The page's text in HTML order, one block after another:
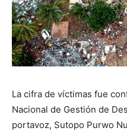
La cifra de víctimas fue
Nacional de Gestión de
portavoz, Sutopo Purwo